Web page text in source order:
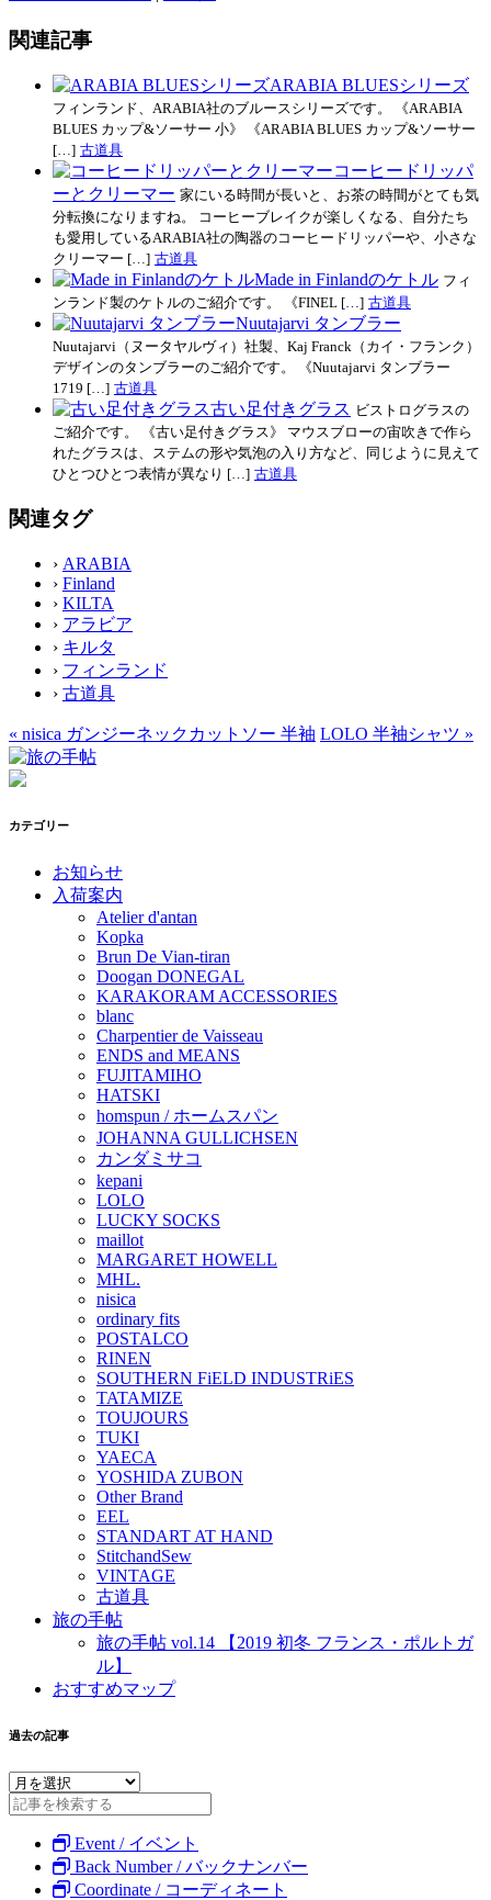
関連記事
ARABIA BLUESシリーズ
フィンランド、ARABIA社のブルースシリーズです。 《ARABIA
BLUES カップ&ソーサー 小》 《ARABIA BLUES カップ&ソーサー
[…] 古道具
コーヒードリッパ
ーとクリーマー 家にいる時間が長いと、お茶の時間がとても気
分転換になりますね。 コーヒーブレイクが楽しくなる、自分たち
も愛用しているARABIA社の陶器のコーヒードリッパーや、小さな
クリーマー […] 古道具
Made in Finlandのケトル フィ
ンランド製のケトルのご紹介です。 《FINEL […] 古道具
Nuutajarvi タンブラー
Nuutajarvi（ヌータヤルヴィ）社製、Kaj Franck（カイ・フランク）
デザインのタンブラーのご紹介です。 《Nuutajarvi タンブラー
1719 […] 古道具
古い足付きグラス ビストログラスの
ご紹介です。 《古い足付きグラス》 マウスブローの宙吹きで作ら
れたグラスは、ステムの形や気泡の入り方など、同じように見えて
ひとつひとつ表情が異なり […] 古道具
関連タグ
› ARABIA
› Finland
› KILTA
› アラビア
› キルタ
› フィンランド
› 古道具
« nisica ガンジーネックカットソー 半袖 LOLO 半袖シャツ »
カテゴリー
お知らせ
入荷案内
Atelier d'antan
Kopka
Brun De Vian-tiran
Doogan DONEGAL
KARAKORAM ACCESSORIES
blanc
Charpentier de Vaisseau
ENDS and MEANS
FUJITAMIHO
HATSKI
homspun / ホームスパン
JOHANNA GULLICHSEN
カンダミサコ
kepani
LOLO
LUCKY SOCKS
maillot
MARGARET HOWELL
MHL.
nisica
ordinary fits
POSTALCO
RINEN
SOUTHERN FiELD INDUSTRiES
TATAMIZE
TOUJOURS
TUKI
YAECA
YOSHIDA ZUBON
Other Brand
EEL
STANDART AT HAND
StitchandSew
VINTAGE
古道具
旅の手帖
旅の手帖 vol.14 【2019 初冬 フランス・ポルトガ
ル】
おすすめマップ
過去の記事
Event / イベント
Back Number / バックナンバー
Coordinate / コーディネート